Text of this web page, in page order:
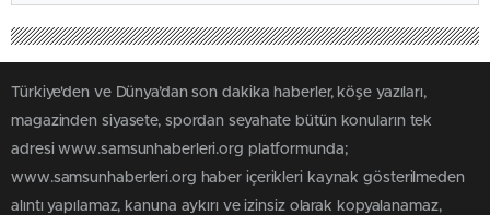
Türkiye'den ve Dünya’dan son dakika haberler, köşe yazıları,
magazinden siyasete, spordan seyahate bütün konuların tek
adresi www.samsunhaberleri.org platformunda;
www.samsunhaberleri.org haber içerikleri kaynak gösterilmeden
alıntı yapılamaz, kanuna aykırı ve izinsiz olarak kopyalanamaz,